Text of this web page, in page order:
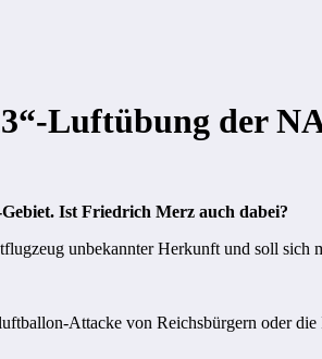
Luftübung der
Ist Friedrich Merz auch dabei?
unbekannter Herkunft und soll
Attacke von Reichsbürgern oder